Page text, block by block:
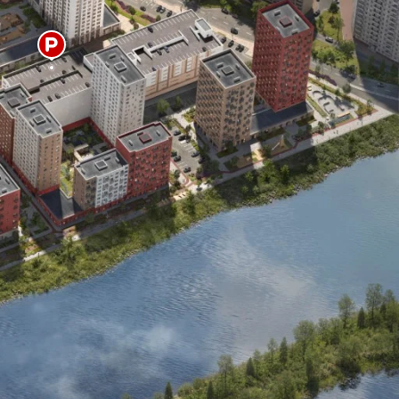
цвета
7 830 000 ₽
0 ₽
7 830 000 ₽
Сохранить и закрыть